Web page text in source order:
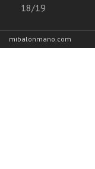
18/19
mibalonmano.com